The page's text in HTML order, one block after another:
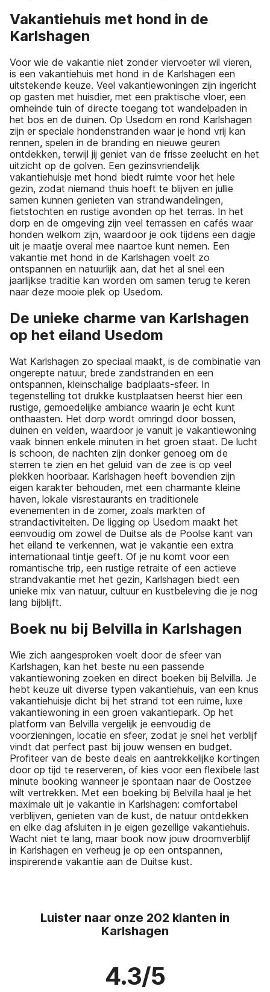
Vakantiehuis met hond in de
Karlshagen
Voor wie de vakantie niet zonder viervoeter wil vieren,
is een vakantiehuis met hond in de Karlshagen een
uitstekende keuze. Veel vakantiewoningen zijn ingericht
op gasten met huisdier, met een praktische vloer, een
omheinde tuin of directe toegang tot wandelpaden in
het bos en de duinen. Op Usedom en rond Karlshagen
zijn er speciale hondenstranden waar je hond vrij kan
rennen, spelen in de branding en nieuwe geuren
ontdekken, terwijl jij geniet van de frisse zeelucht en het
uitzicht op de golven. Een gezinsvriendelijk
vakantiehuisje met hond biedt ruimte voor het hele
gezin, zodat niemand thuis hoeft te blijven en jullie
samen kunnen genieten van strandwandelingen,
fietstochten en rustige avonden op het terras. In het
dorp en de omgeving zijn veel terrassen en cafés waar
honden welkom zijn, waardoor je ook tijdens een dagje
uit je maatje overal mee naartoe kunt nemen. Een
vakantie met hond in de Karlshagen voelt zo
ontspannen en natuurlijk aan, dat het al snel een
jaarlijkse traditie kan worden om samen terug te keren
naar deze mooie plek op Usedom.
De unieke charme van Karlshagen
op het eiland Usedom
Wat Karlshagen zo speciaal maakt, is de combinatie van
ongerepte natuur, brede zandstranden en een
ontspannen, kleinschalige badplaats-sfeer. In
tegenstelling tot drukke kustplaatsen heerst hier een
rustige, gemoedelijke ambiance waarin je echt kunt
onthaasten. Het dorp wordt omringd door bossen,
duinen en velden, waardoor je vanuit je vakantiewoning
vaak binnen enkele minuten in het groen staat. De lucht
is schoon, de nachten zijn donker genoeg om de
sterren te zien en het geluid van de zee is op veel
plekken hoorbaar. Karlshagen heeft bovendien zijn
eigen karakter behouden, met een charmante kleine
haven, lokale visrestaurants en traditionele
evenementen in de zomer, zoals markten of
strandactiviteiten. De ligging op Usedom maakt het
eenvoudig om zowel de Duitse als de Poolse kant van
het eiland te verkennen, wat je vakantie een extra
internationaal tintje geeft. Of je nu komt voor een
romantische trip, een rustige retraite of een actieve
strandvakantie met het gezin, Karlshagen biedt een
unieke mix van natuur, cultuur en kustbeleving die je nog
lang bijblijft.
Boek nu bij Belvilla in Karlshagen
Wie zich aangesproken voelt door de sfeer van
Karlshagen, kan het beste nu een passende
vakantiewoning zoeken en direct boeken bij Belvilla. Je
hebt keuze uit diverse typen vakantiehuis, van een knus
vakantiehuisje dicht bij het strand tot een ruime, luxe
vakantiewoning in een groen vakantiepark. Op het
platform van Belvilla vergelijk je eenvoudig de
voorzieningen, locatie en sfeer, zodat je snel het verblijf
vindt dat perfect past bij jouw wensen en budget.
Profiteer van de beste deals en aantrekkelijke kortingen
door op tijd te reserveren, of kies voor een flexibele last
minute booking wanneer je spontaan naar de Oostzee
wilt vertrekken. Met een boeking bij Belvilla haal je het
maximale uit je vakantie in Karlshagen: comfortabel
verblijven, genieten van de kust, de natuur ontdekken
en elke dag afsluiten in je eigen gezellige vakantiehuis.
Wacht niet te lang, maar book now jouw droomverblijf
in Karlshagen en verheug je op een ontspannen,
inspirerende vakantie aan de Duitse kust.
Luister naar onze 202 klanten in
Karlshagen
4.3/5